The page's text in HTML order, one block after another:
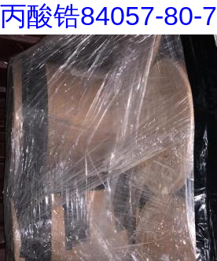
丙酸锆84057-80-7